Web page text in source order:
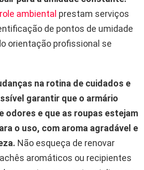
ambiental prestam serviços
de pontos de umidade
orientação profissional se
na rotina de cuidados e
garantir que o armário
odores e que as roupas estejam
o uso, com aroma agradável e
Não esqueça de renovar
aromáticos ou recipientes